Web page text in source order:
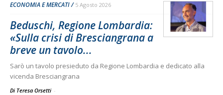
ECONOMIA E MERCATI 5 Agosto 2026
Beduschi, Regione Lombardia:
«Sulla crisi di Bresciangrana a
breve un tavolo...
Sarò un tavolo presieduto da Regione Lombardia e dedicato alla
vicenda Bresciangrana
Di Teresa Orsetti -